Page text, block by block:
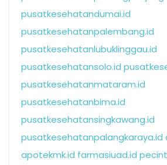
pusatkesehatandumai.id
pusatkesehatanpalembang.id
pusatkesehatanlubuklinggau.id
pusatkesehatansolo.id
pusatkesehatanmataram.id
pusatkesehatanbima.id
pusatkesehatansingkawang.id
pusatkesehatanpalangkaraya.id
apotekmk.id farmasiuad.id